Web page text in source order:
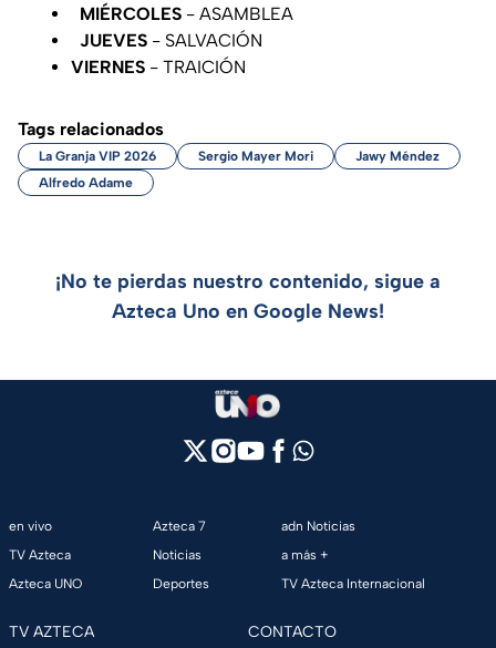
MIÉRCOLES - ASAMBLEA
JUEVES - SALVACIÓN
VIERNES - TRAICIÓN
Tags relacionados
La Granja VIP 2026 Sergio Mayer Mori
Jawy Méndez
Alfredo Adame
¡No te pierdas nuestro contenido, sigue a
Azteca Uno en Google News!
en vivo
TV Azteca
Azteca UNO
Azteca 7
Noticias
Deportes
adn Noticias
a más +
TV Azteca Internacional
TV AZTECA CONTACTO